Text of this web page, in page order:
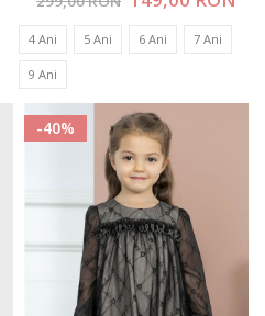
special
4 Ani 5 Ani 6 Ani 7 Ani
9 Ani
-40%